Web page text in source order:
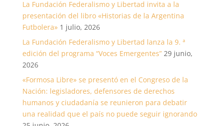
La Fundación Federalismo y Libertad invita a la
presentación del libro «Historias de la Argentina
Futbolera» 1 julio, 2026
La Fundación Federalismo y Libertad lanza la 9. ª
edición del programa “Voces Emergentes” 29 junio,
2026
«Formosa Libre» se presentó en el Congreso de la
Nación: legisladores, defensores de derechos
humanos y ciudadanía se reunieron para debatir
una realidad que el país no puede seguir ignorando